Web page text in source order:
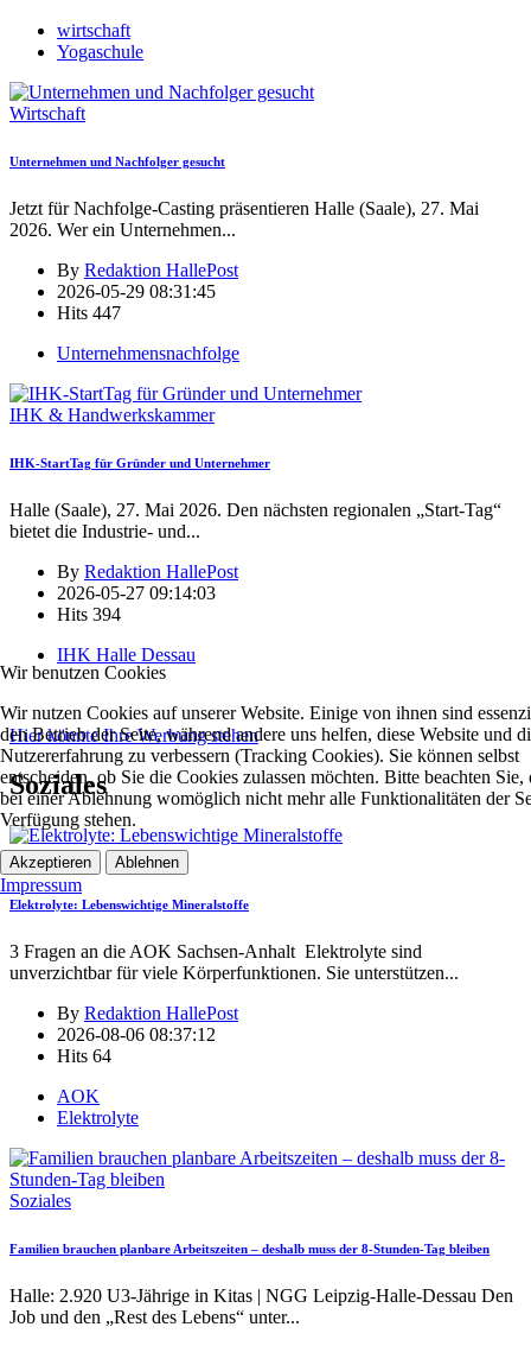
wirtschaft
Yogaschule
Wirtschaft
Unternehmen und Nachfolger gesucht
Jetzt für Nachfolge-Casting präsentieren Halle (Saale), 27. Mai
2026. Wer ein Unternehmen...
By Redaktion HallePost
2026-05-29 08:31:45
Hits 447
Unternehmensnachfolge
IHK & Handwerkskammer
IHK-StartTag für Gründer und Unternehmer
Halle (Saale), 27. Mai 2026. Den nächsten regionalen „Start-Tag“
bietet die Industrie- und...
By Redaktion HallePost
2026-05-27 09:14:03
Hits 394
IHK Halle Dessau
Hier könnte Ihre Werbung stehen
Soziales
Soziales
Elektrolyte: Lebenswichtige Mineralstoffe
3 Fragen an die AOK Sachsen-Anhalt Elektrolyte sind
unverzichtbar für viele Körperfunktionen. Sie unterstützen...
By Redaktion HallePost
2026-08-06 08:37:12
Hits 64
AOK
Elektrolyte
Soziales
Familien brauchen planbare Arbeitszeiten – deshalb muss der 8-Stunden-Tag bleiben
Halle: 2.920 U3-Jährige in Kitas | NGG Leipzig-Halle-Dessau Den
Job und den „Rest des Lebens“ unter...
Wir benutzen Cookies
Wir nutzen Cookies auf unserer Website. Einige von ihnen sind
den Betrieb der Seite, während andere uns helfen, diese Website und
Nutzererfahrung zu verbessern (Tracking Cookies). Sie können selbst
entscheiden, ob Sie die Cookies zulassen möchten. Bitte beachten Sie,
bei einer Ablehnung womöglich nicht mehr alle Funktionalitäten der
Verfügung stehen.
Akzeptieren Ablehnen
Impressum